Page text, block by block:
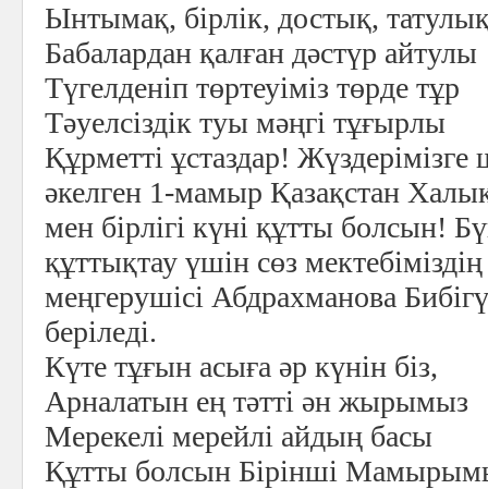
Ынтымақ, бірлік, достық,
Бабалардан қалған дәстүр айтулы
Түгелденіп төртеуіміз төрде тұр
Тәуелсіздік туы мәңгі тұғырлы
Құрметті ұстаздар!
әкелген 1-мамыр Қазақстан
мен бірлігі күні құтты болсын!
құттықтау үшін сөз мектебіміздің
меңгерушісі Абдрахманова
беріледі.
Күте тұғын асыға әр күнін біз,
Арналатын ең тәтті ән жырымыз
Мерекелі мерейлі айдың басы
Құтты болсын Бірінші